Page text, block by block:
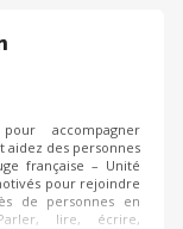
accompagner
aidez des personnes
française – Unité
pour rejoindre
de personnes en
lire, écrire,